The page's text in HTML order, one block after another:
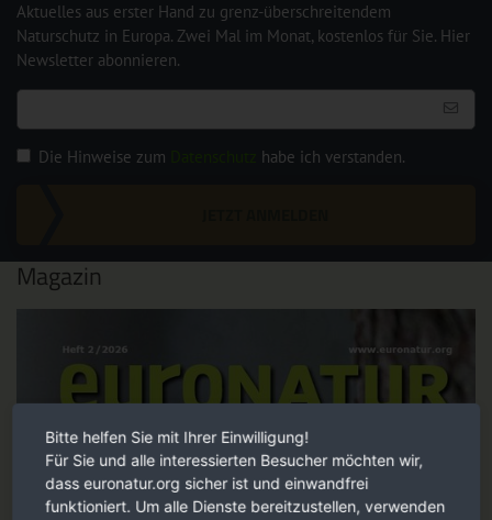
Aktuelles aus erster Hand zu grenz-überschreitendem
Naturschutz in Europa. Zwei Mal im Monat, kostenlos für Sie. Hier
Newsletter abonnieren.
Die Hinweise zum habe ich verstanden.
Magazin
Bitte helfen Sie mit Ihrer Einwilligung!
Für Sie und alle interessierten Besucher möchten wir,
dass euronatur.org sicher ist und einwandfrei
funktioniert. Um alle Dienste bereitzustellen, verwenden